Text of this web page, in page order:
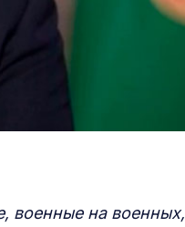
военные на военных,